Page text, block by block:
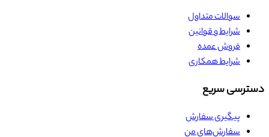
سوالات متداول
شرایط و قوانین
فروش عمده
شرایط همکاری
دسترسی سریع
پیگیری سفارش
سفارش‌های من